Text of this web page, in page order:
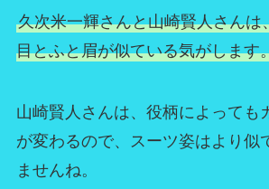
久次米一輝さんと山崎賢人さんは
目とふと眉が似ている気がします
山崎賢人さんは、役柄によっても
が変わるので、スーツ姿はより似
ませんね。